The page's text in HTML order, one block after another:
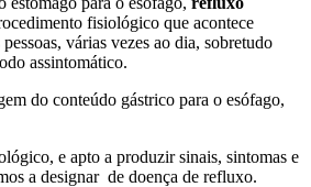
fisiológico que acontece
várias vezes ao dia, sobretudo
assintomático.
do conteúdo gástrico para o esófago,
e apto a produzir sinais, sintomas e
a designar de doença de refluxo.